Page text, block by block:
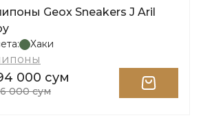
Geox Sneakers J Aril
Хаки
000 сум
000 сум